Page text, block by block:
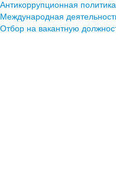
Антикоррупционная политика
Международная
Отбор на вакантную